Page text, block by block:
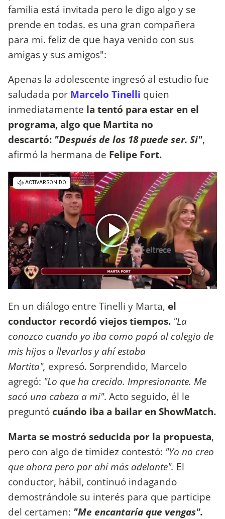
familia está invitada pero le digo algo y se
prende en todas. es una gran compañera
para mi. feliz de que haya venido con sus
amigas y sus amigos":
Apenas la adolescente ingresó al estudio fue
saludada por Marcelo Tinelli quien
inmediatamente la tentó para estar en el
programa, algo que Martita no
descartó: "Después de los 18 puede ser. Si",
afirmó la hermana de Felipe Fort.
En un diálogo entre Tinelli y Marta, el
conductor recordó viejos tiempos. "La
conozco cuando yo iba como papá al colegio de
mis hijos a llevarlos y ahí estaba
Martita", expresó. Sorprendido, Marcelo
agregó: "Lo que ha crecido. Impresionante. Me
sacó una cabeza a mi". Acto seguido, él le
preguntó cuándo iba a bailar en ShowMatch.
Marta se mostró seducida por la propuesta,
pero con algo de timidez contestó: "Yo no creo
que ahora pero por ahí más adelante". El
conductor, hábil, continuó indagando
demostrándole su interés para que participe
del certamen: "Me encantaría que vengas".